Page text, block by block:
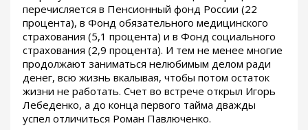
перечисляется в Пенсионный фонд России (22
процента), в Фонд обязательного медицинского
страхования (5,1 процента) и в Фонд социального
страхования (2,9 процента). И тем не менее многие
продолжают заниматься нелюбимым делом ради
денег, всю жизнь вкалывая, чтобы потом остаток
жизни не работать. Счет во встрече открыл Игорь
Лебеденко, а до конца первого тайма дважды
успел отличиться Роман Павлюченко.